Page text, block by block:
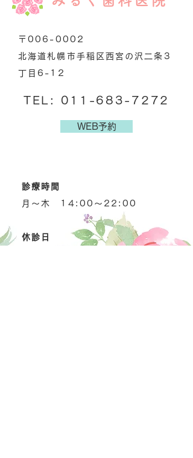
〒006-0002
北海道札幌市手稲区西宮の沢二条3
丁目6-12
TEL: 011-683-7272
WEB予約
診療時間
月～木 14:00～22:00
休診日